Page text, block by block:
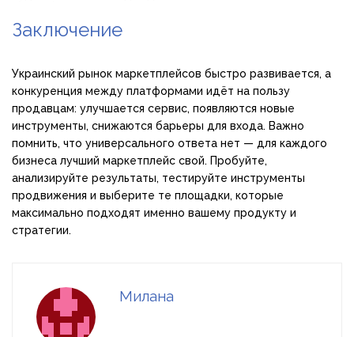
Заключение
Украинский рынок маркетплейсов быстро развивается, а
конкуренция между платформами идёт на пользу
продавцам: улучшается сервис, появляются новые
инструменты, снижаются барьеры для входа. Важно
помнить, что универсального ответа нет — для каждого
бизнеса лучший маркетплейс свой. Пробуйте,
анализируйте результаты, тестируйте инструменты
продвижения и выберите те площадки, которые
максимально подходят именно вашему продукту и
стратегии.
Милана